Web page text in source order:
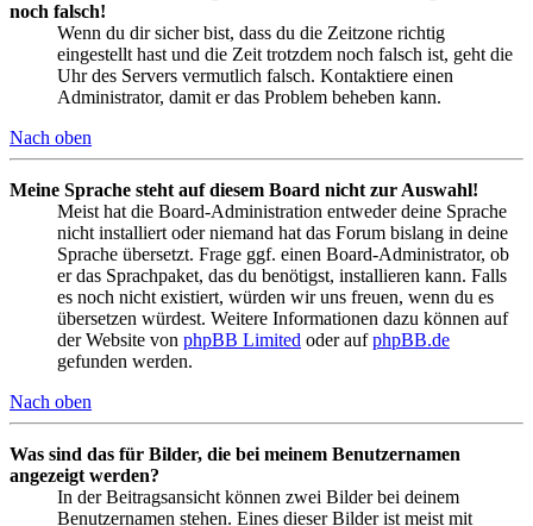
noch falsch!
Wenn du dir sicher bist, dass du die Zeitzone richtig
eingestellt hast und die Zeit trotzdem noch falsch ist, geht die
Uhr des Servers vermutlich falsch. Kontaktiere einen
Administrator, damit er das Problem beheben kann.
Nach oben
Meine Sprache steht auf diesem Board nicht zur Auswahl!
Meist hat die Board-Administration entweder deine Sprache
nicht installiert oder niemand hat das Forum bislang in deine
Sprache übersetzt. Frage ggf. einen Board-Administrator, ob
er das Sprachpaket, das du benötigst, installieren kann. Falls
es noch nicht existiert, würden wir uns freuen, wenn du es
übersetzen würdest. Weitere Informationen dazu können auf
der Website von phpBB Limited oder aufphpBB.de
gefunden werden.
Nach oben
Was sind das für Bilder, die bei meinem Benutzernamen
angezeigt werden?
In der Beitragsansicht können zwei Bilder bei deinem
Benutzernamen stehen. Eines dieser Bilder ist meist mit